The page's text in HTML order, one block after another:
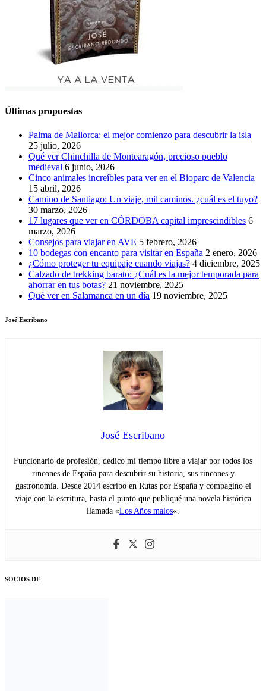
Últimas propuestas
Palma de Mallorca: el mejor comienzo para descubrir la isla
25 julio, 2026
Qué ver Chinchilla de Montearagón, precioso pueblo
medieval 6 junio, 2026
Cinco animales increíbles para ver en el Bioparc de Valencia
15 abril, 2026
Camino de Santiago: Un viaje, mil caminos. ¿cuál es el tuyo?
30 marzo, 2026
17 lugares que ver en CÓRDOBA capital imprescindibles 6
marzo, 2026
Consejos para viajar en AVE 5 febrero, 2026
10 bodegas con encanto para visitar en España 2 enero, 2026
¿Cómo proteger tu equipaje cuando viajas? 4 diciembre, 2025
Calzado de trekking barato: ¿Cuál es la mejor temporada para
ahorrar en tus botas? 21 noviembre, 2025
Qué ver en Salamanca en un día 19 noviembre, 2025
José Escribano
José Escribano
Funcionario de profesión, dedico mi tiempo libre a viajar por todos los
rincones de España para descubrir su historia, sus rincones y
gastronomía. Desde 2014 escribo en Rutas por España y compagino el
viaje con la escritura, hasta el punto que publiqué una novela histórica
llamada «Los Años malos«.
SOCIOS DE